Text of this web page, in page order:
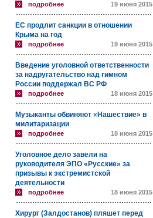
подробнее 19 июня 2015
ЕС продлит санкции в отношении
Крыма на год
подробнее 19 июня 2015
Введение уголовной ответственности
за надругательство над гимном
России поддержал ВС РФ
подробнее 18 июня 2015
Музыканты обвиняют «Нашествие» в
милитаризации
подробнее 18 июня 2015
Уголовное дело завели на
руководителя ЭПО «Русские» за
призывы к экстремистской
деятельности
подробнее 18 июня 2015
Хирург (Залдостанов) пляшет перед